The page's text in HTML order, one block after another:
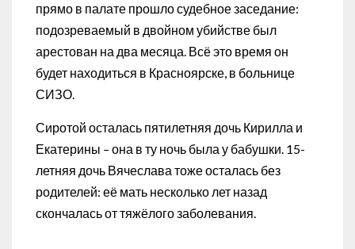
прямо в палате прошло судебное заседание:
подозреваемый в двойном убийстве был
арестован на два месяца. Всё это время он
будет находиться в Красноярске, в больнице
СИЗО.
Сиротой осталась пятилетняя дочь Кирилла и
Екатерины – она в ту ночь была у бабушки. 15-
летняя дочь Вячеслава тоже осталась без
родителей: её мать несколько лет назад
скончалась от тяжёлого заболевания.